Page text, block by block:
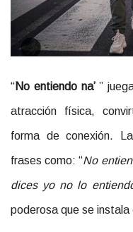
“No entiendo na’”
atracción física,
forma de conexión.
frases como: “No
dices yo no lo
poderosa que se